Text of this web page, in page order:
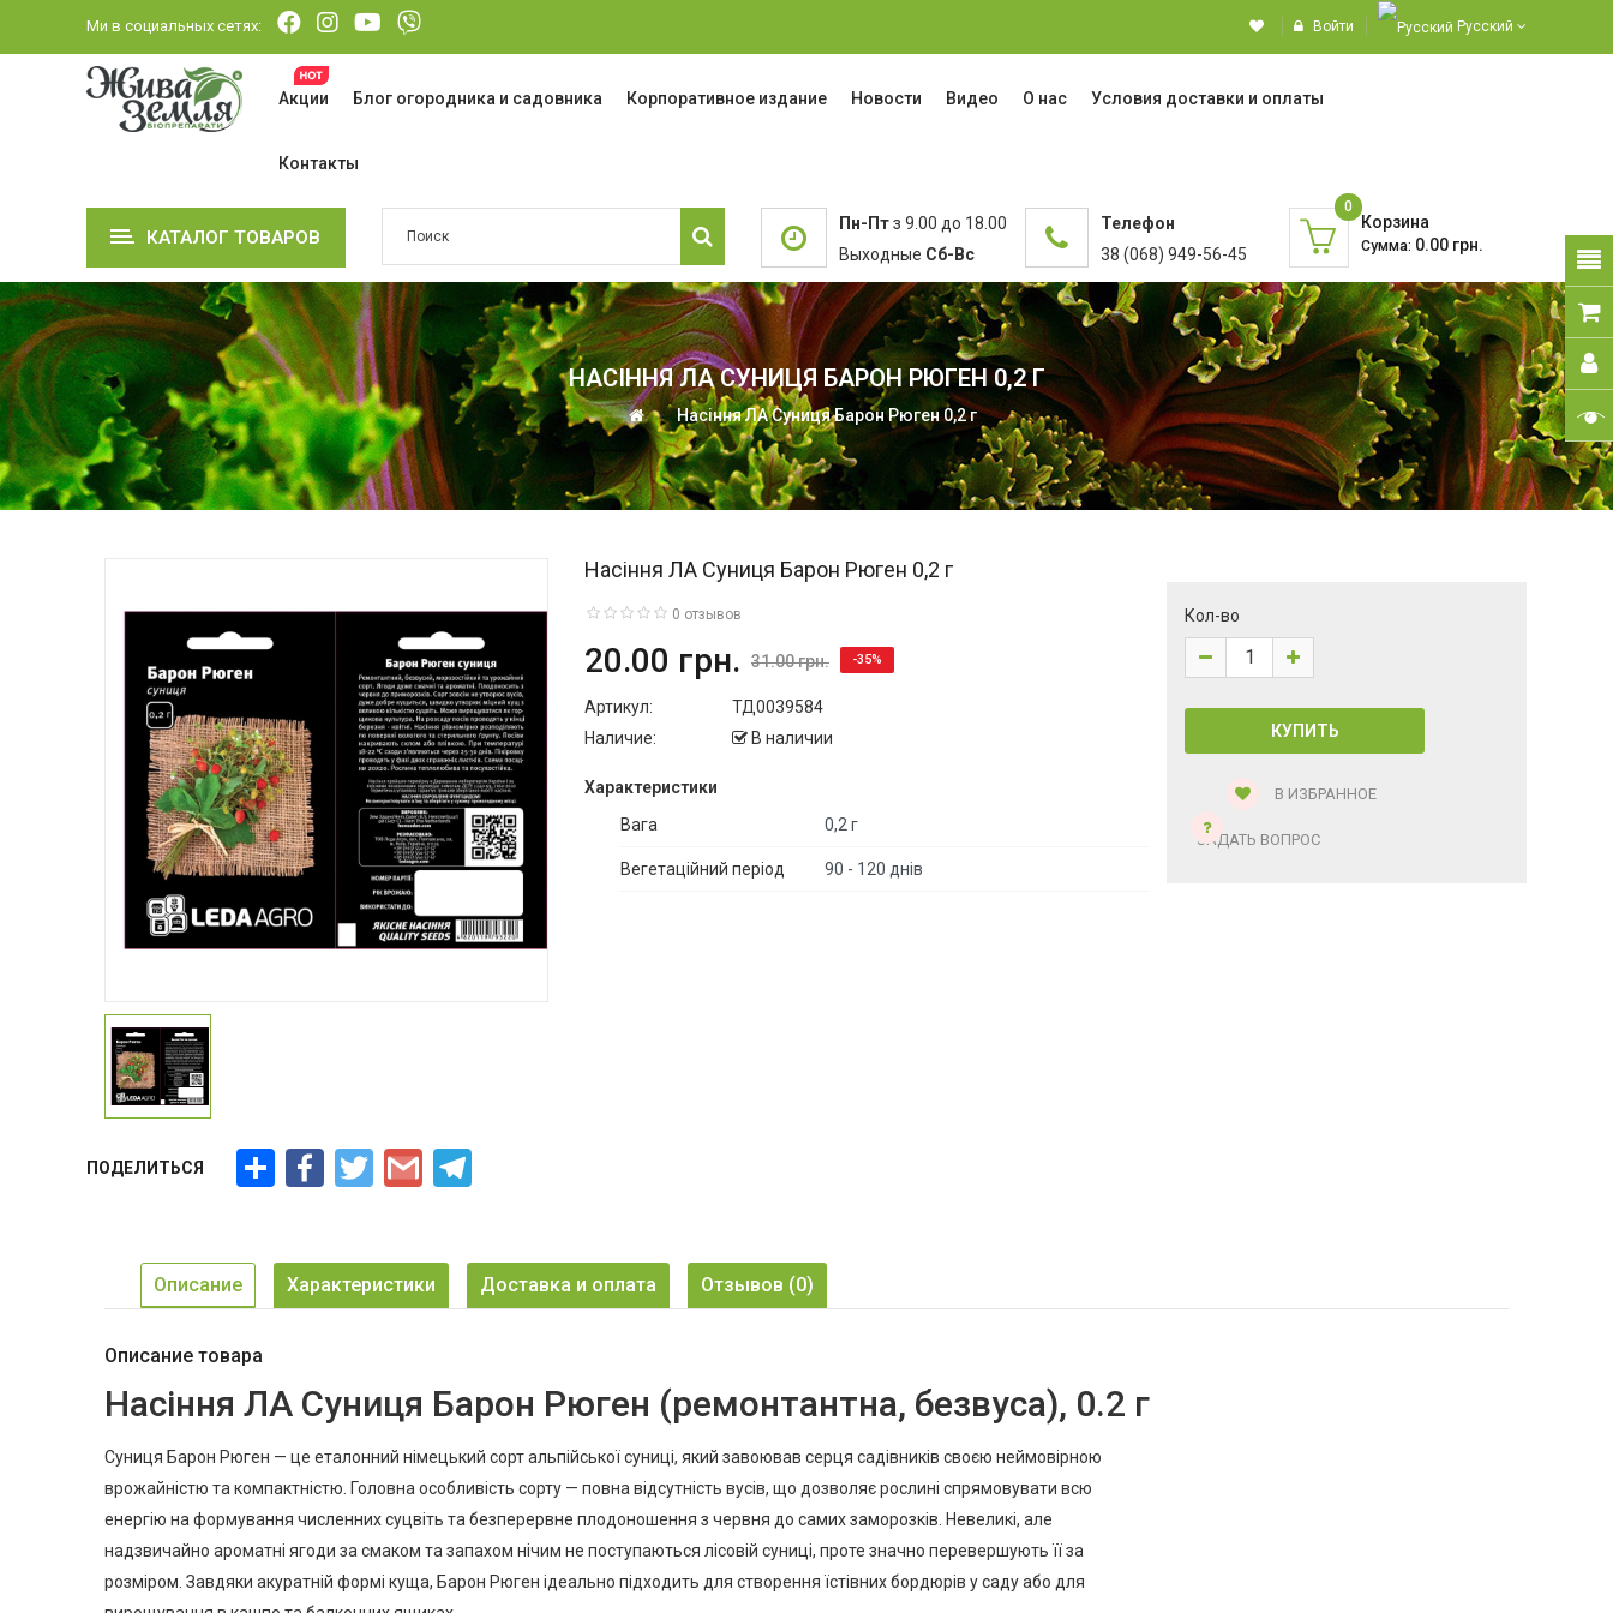
Ми в социальных сетях: Русский
Войти
Акции Блог огородника и садовника Корпоративное издание Новости Видео О нас Условия доставки и оплаты
Контакты
КАТАЛОГ ТОВАРОВ
Пн-Птз 9.00 до 18.00
Выходные Сб-Вс
Телефон
38 (068) 949-56-45
Корзина
0
Сумма: 0.00 грн.
НАСІННЯ ЛА СУНИЦЯ БАРОН РЮГЕН 0,2 Г
Насіння ЛА Суниця Барон Рюген 0,2 г
Насіння ЛА Суниця Барон Рюген 0,2 г
0 отзывов
20.00 грн. 31.00 грн. -35%
Артикул:
ТД0039584
Наличие:
В наличии
Характериcтики
Вага
0,2 г
Вегетаційний період 90 - 120 днів
Кол-во
В ИЗБРАННОЕ
ЗАДАТЬ ВОПРОС
ПОДЕЛИТЬСЯ Ресурс FacebookTwitter Gmail
Описание Характеристики Доставка и оплата Отзывов (0)
Описание товара
Насіння ЛА Суниця Барон Рюген (ремонтантна, безвуса), 0.2 г
Суниця Барон Рюген — це еталонний німецький сорт альпійської суниці, який завоював серця садівників своєю неймовірною
врожайністю та компактністю. Головна особливість сорту — повна відсутність вусів, що дозволяє рослині спрямовувати всю
енергію на формування численних суцвіть та безперервне плодоношення з червня до самих заморозків. Невеликі, але
надзвичайно ароматні ягоди за смаком та запахом нічим не поступаються лісовій суниці, проте значно перевершують її за
розміром. Завдяки акуратній формі куща, Барон Рюген ідеально підходить для створення їстівних бордюрів у саду або для